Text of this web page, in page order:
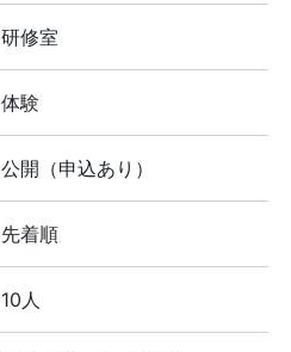
研修室
体験
公開（申込あり）
先着順
10人